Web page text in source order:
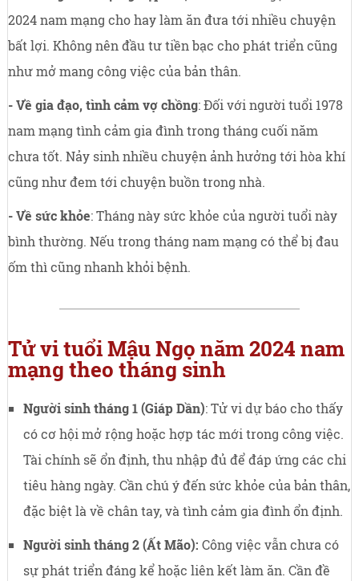
2024 nam mạng cho hay làm ăn đưa tới nhiều chuyện
bất lợi. Không nên đầu tư tiền bạc cho phát triển cũng
như mở mang công việc của bản thân.
- Về gia đạo, tình cảm vợ chồng: Đối với người tuổi 1978
nam mạng tình cảm gia đình trong tháng cuối năm
chưa tốt. Nảy sinh nhiều chuyện ảnh hưởng tới hòa khí
cũng như đem tới chuyện buồn trong nhà.
- Về sức khỏe: Tháng này sức khỏe của người tuổi này
bình thường. Nếu trong tháng nam mạng có thể bị đau
ốm thì cũng nhanh khỏi bệnh.
Tử vi tuổi Mậu Ngọ năm 2024 nam
mạng theo tháng sinh
Người sinh tháng 1 (Giáp Dần): Tử vi dự báo cho thấy
có cơ hội mở rộng hoặc hợp tác mới trong công việc.
Tài chính sẽ ổn định, thu nhập đủ để đáp ứng các chi
tiêu hàng ngày. Cần chú ý đến sức khỏe của bản thân,
đặc biệt là về chân tay, và tình cảm gia đình ổn định.
Người sinh tháng 2 (Ất Mão): Công việc vẫn chưa có
sự phát triển đáng kể hoặc liên kết làm ăn. Cần đề